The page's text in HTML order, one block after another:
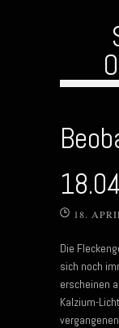
18.
Die
sich noch
erscheinen
Kalzium-